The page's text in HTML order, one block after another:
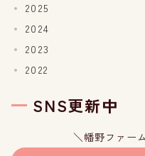
2025
2024
2023
2022
SNS更新中
＼幡野ファー